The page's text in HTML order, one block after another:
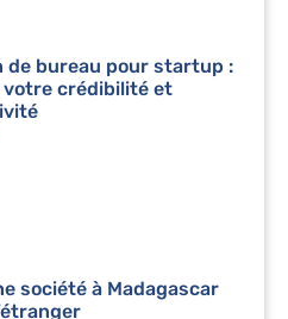
de bureau pour startup :
votre crédibilité et
société à Madagascar